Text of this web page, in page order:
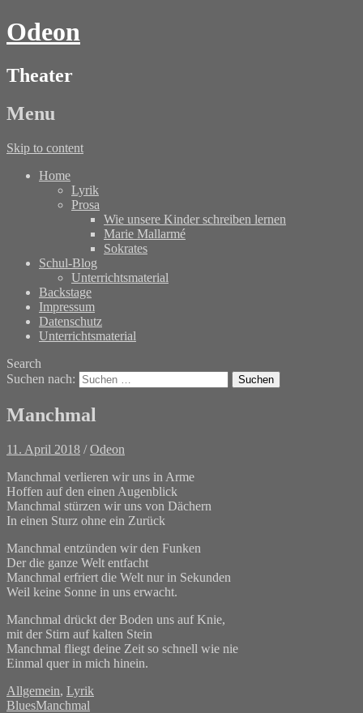
Odeon
Theater
Menu
Skip to content
Home
Lyrik
Prosa
Wie unsere Kinder schreiben lernen
Marie Mallarmé
Sokrates
Schul-Blog
Unterrichtsmaterial
Backstage
Impressum
Datenschutz
Unterrichtsmaterial
Search
Suchen nach:
Manchmal
11. April 2018 /Odeon
Manchmal verlieren wir uns in Arme
Hoffen auf den einen Augenblick
Manchmal stürzen wir uns von Dächern
In einen Sturz ohne ein Zurück
Manchmal entzünden wir den Funken
Der die ganze Welt entfacht
Manchmal erfriert die Welt nur in Sekunden
Weil keine Sonne in uns erwacht.
Manchmal drückt der Boden uns auf Knie,
mit der Stirn auf kalten Stein
Manchmal fliegt deine Zeit so schnell wie nie
Einmal quer in mich hinein.
Allgemein, Lyrik
BluesManchmal